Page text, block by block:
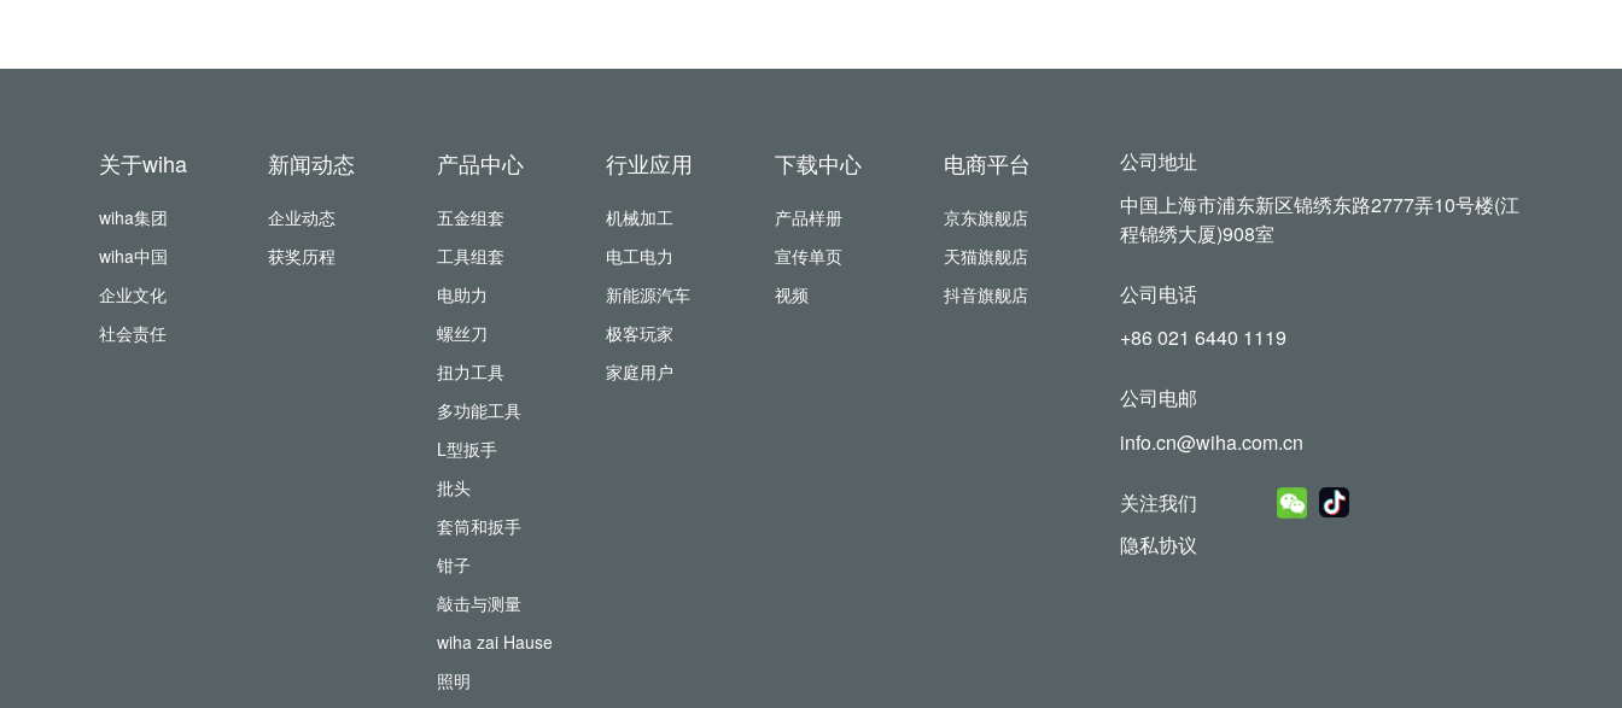
关于wiha
wiha集团
wiha中国
企业文化
社会责任
新闻动态
企业动态
获奖历程
产品中心
五金组套
工具组套
电助力
螺丝刀
扭力工具
多功能工具
L型扳手
批头
套筒和扳手
钳子
敲击与测量
wiha zai Hause
照明
行业应用
机械加工
电工电力
新能源汽车
极客玩家
家庭用户
下载中心
产品样册
宣传单页
视频
电商平台
京东旗舰店
天猫旗舰店
抖音旗舰店
公司地址
中国上海市浦东新区锦绣东路2777弄10号楼(江
程锦绣大厦)908室
公司电话
+86 021 6440 1119
公司电邮
info.cn@wiha.com.cn
关注我们
隐私协议